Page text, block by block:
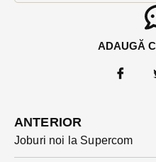
ADAUGĂ
ANTERIOR
Joburi noi la Supercom